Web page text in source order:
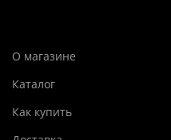
О магазине
Каталог
Как купить